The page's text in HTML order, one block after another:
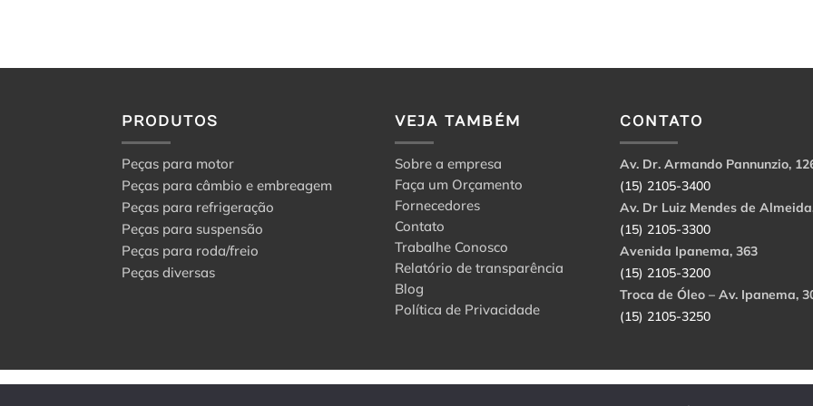
PRODUTOS
Peças para motor
Peças para câmbio e embreagem
Peças para refrigeração
Peças para suspensão
Peças para roda/freio
Peças diversas
VEJA TAMBÉM
Sobre a empresa
Faça um Orçamento
Fornecedores
Contato
Trabalhe Conosco
Relatório de transparência
Blog
Política de Privacidade
CONTATO
Av. Dr. Armando Pannunzio,
(15) 2105-3400
Av. Dr Luiz Mendes de
(15) 2105-3300
Avenida Ipanema, 363
(15) 2105-3200
Troca de Óleo – Av. Ipanema,
(15) 2105-3250